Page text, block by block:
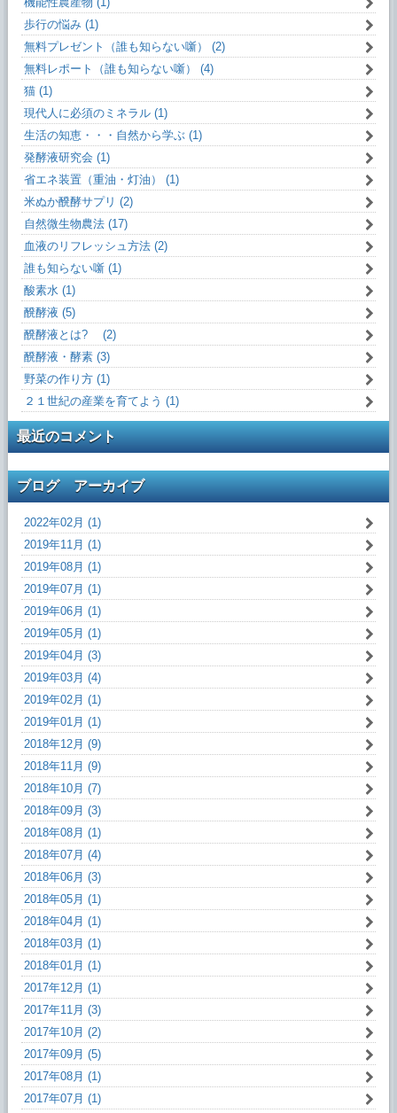
歩行の悩み (1)
無料プレゼント（誰も知らない噺） (2)
無料レポート（誰も知らない噺） (4)
猫 (1)
現代人に必須のミネラル (1)
生活の知恵・・・自然から学ぶ (1)
発酵液研究会 (1)
省エネ装置（重油・灯油） (1)
米ぬか醗酵サプリ (2)
自然微生物農法 (17)
血液のリフレッシュ方法 (2)
誰も知らない噺 (1)
酸素水 (1)
醗酵液 (5)
醗酵液とは? (2)
醗酵液・酵素 (3)
野菜の作り方 (1)
２１世紀の産業を育てよう (1)
最近のコメント
ブログ アーカイブ
2022年02月 (1)
2019年11月 (1)
2019年08月 (1)
2019年07月 (1)
2019年06月 (1)
2019年05月 (1)
2019年04月 (3)
2019年03月 (4)
2019年02月 (1)
2019年01月 (1)
2018年12月 (9)
2018年11月 (9)
2018年10月 (7)
2018年09月 (3)
2018年08月 (1)
2018年07月 (4)
2018年06月 (3)
2018年05月 (1)
2018年04月 (1)
2018年03月 (1)
2018年01月 (1)
2017年12月 (1)
2017年11月 (3)
2017年10月 (2)
2017年09月 (5)
2017年08月 (1)
2017年07月 (1)